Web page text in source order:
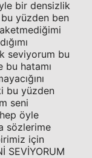
bir densizlik
bu yüzden ben
seviyorum bu
bu hatamı
bu yüzden
seni
öyle
sözlerime
için
SEVİYORUM